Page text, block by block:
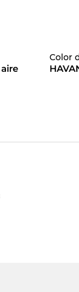
Color